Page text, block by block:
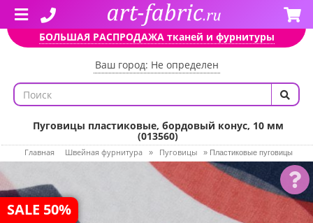
БОЛЬШАЯ РАСПРОДАЖА тканей и фурнитуры
Ваш город: Не определен
Пуговицы пластиковые, бордовый конус, 10 мм
(013560)
Главная Швейная фурнитура » Пуговицы » Пластиковые пуговицы
SALE 50%